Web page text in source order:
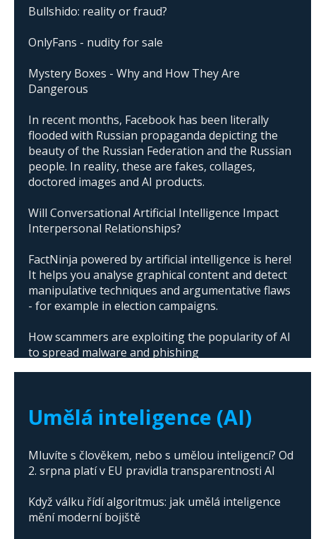
Bullshido: reality or fraud?
OnlyFans - nudity for sale
Mystery Boxes - Why and How They Are
Dangerous
In recent months, Facebook has been literally
flooded with Russian propaganda depicting the
beauty of the Russian Federation and the Russian
people. In reality, these are fakes, collages,
doctored images and AI products.
Will Conversational Artificial Intelligence Impact
Interpersonal Relationships?
FactNinja powered by artificial intelligence is here!
It helps you analyse graphical content and detect
manipulative techniques and argumentative flaws
- for example in election campaigns.
How scammers are exploiting the popularity of AI
to spread malware and phishing
Umělá inteligence (AI)
Mluvíte s člověkem, nebo s umělou inteligencí? Od
2. srpna platí v EU pravidla transparentnosti AI
Když válku řídí algoritmus: jak umělá inteligence
mění moderní bojiště